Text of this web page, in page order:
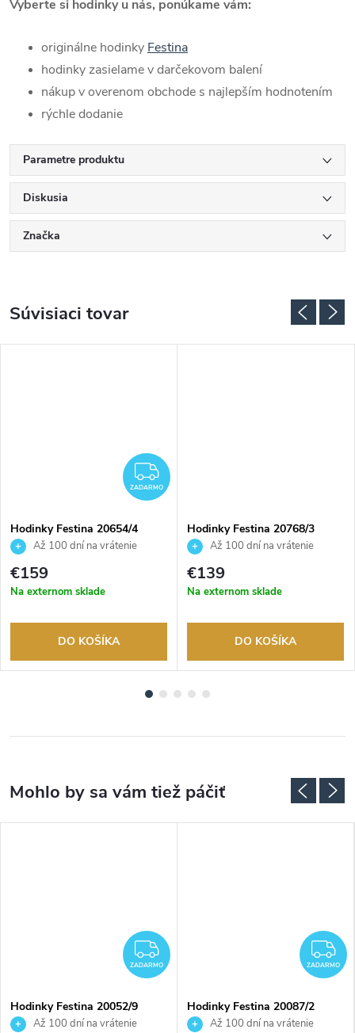
Vyberte si hodinky u nás, ponúkame vám:
originálne hodinky Festina
hodinky zasielame v darčekovom balení
nákup v overenom obchode s najlepším hodnotením
rýchle dodanie
Parametre produktu
Diskusia
Značka
Súvisiaci tovar
ZADARMO
ZADARMO
Hodinky Festina 20654/4
Až 100 dní na vrátenie
tovaru. Autorizovaný predajca.
€159
Na externom sklade
DO KOŠÍKA
Hodinky Festina 20768/3
Až 100 dní na vrátenie
tovaru. Autorizovaný predajca.
€139
Na externom sklade
DO KOŠÍKA
ZADARMO
ZADARMO
Hodinky Festina 20052/9
Až 100 dní na vrátenie
ZADARMO
Hodinky Festina 20087/2
Až 100 dní na vrátenie